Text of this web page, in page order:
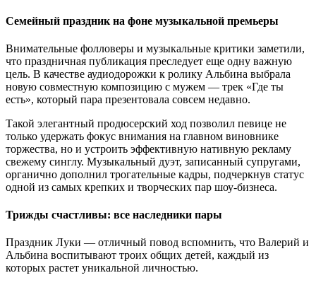
Семейный праздник на фоне музыкальной премьеры
Внимательные фолловеры и музыкальные критики заметили,
что праздничная публикация преследует еще одну важную
цель. В качестве аудиодорожки к ролику Альбина выбрала
новую совместную композицию с мужем — трек «Где ты
есть», который пара презентовала совсем недавно.
Такой элегантный продюсерский ход позволил певице не
только удержать фокус внимания на главном виновнике
торжества, но и устроить эффективную нативную рекламу
свежему синглу. Музыкальный дуэт, записанный супругами,
органично дополнил трогательные кадры, подчеркнув статус
одной из самых крепких и творческих пар шоу-бизнеса.
Трижды счастливы: все наследники пары
Праздник Луки — отличный повод вспомнить, что Валерий и
Альбина воспитывают троих общих детей, каждый из
которых растет уникальной личностью.